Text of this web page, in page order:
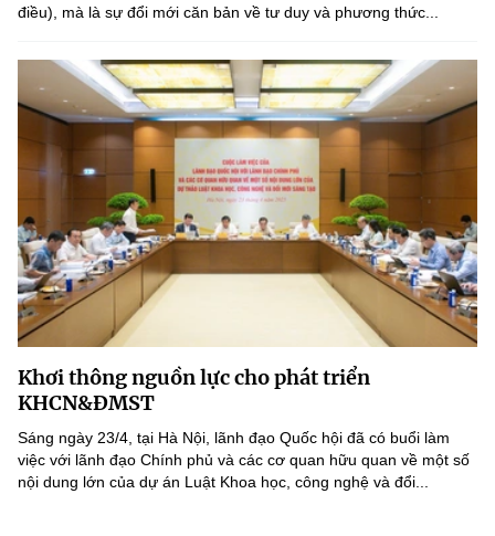
điều), mà là sự đổi mới căn bản về tư duy và phương thức...
Khơi thông nguồn lực cho phát triển
KHCN&ĐMST
Sáng ngày 23/4, tại Hà Nội, lãnh đạo Quốc hội đã có buổi làm
việc với lãnh đạo Chính phủ và các cơ quan hữu quan về một số
nội dung lớn của dự án Luật Khoa học, công nghệ và đổi...